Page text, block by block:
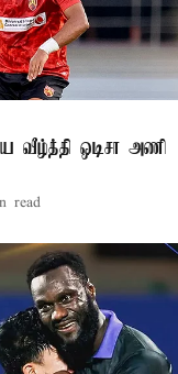
வீழ்த்தி ஒடிசா அணி
read